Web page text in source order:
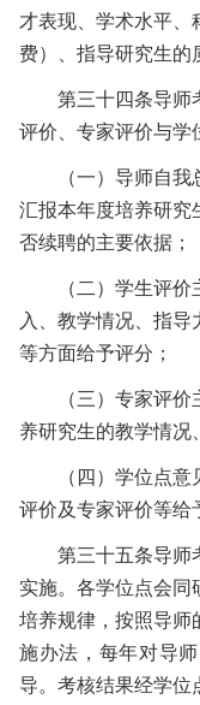
才表现、学术水平、
费）、指导研究生的
第三十四条导师
评价、专家评价与学
（一）导师自
汇报本年度培养研究
否续聘的主要依据；
（二）学生评
入、教学情况、指
等方面给予评分；
（三）专家评
养研究生的教学情况
（四）学位点
评价及专家评价等给
第三十五条导师
实施。各学位点会同
培养规律，按照导师
施办法，每年对导
导。考核结果经学位